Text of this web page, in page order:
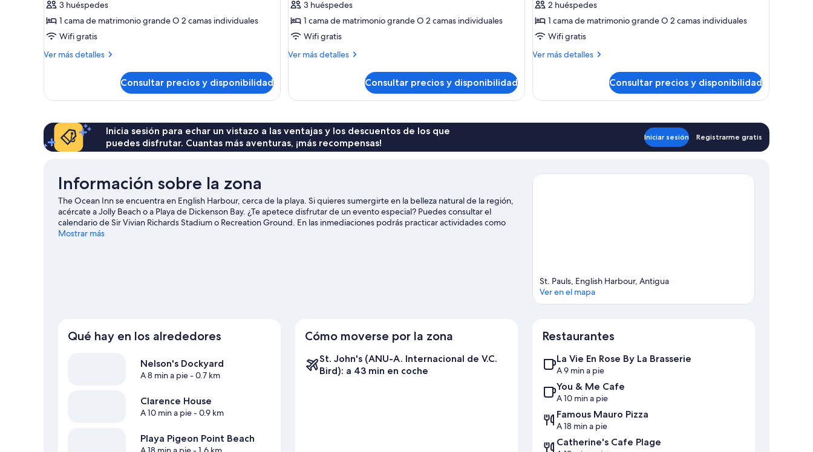
Habitación,
vistas
al
mar
3 huéspedes
1 cama de matrimonio grande O 2 camas individuales
Wifi gratis
Ver más detalles
Más
vistas
Consultar precios y disponibilidad
Casa
de
campo
3 huéspedes
1 cama de matrimonio grande O 2 camas individuales
Wifi gratis
Ver más detalles
Más
de
Consultar precios y disponibilidad
Habitación
básica,
baño
compartido
2 huéspedes
1 cama de matrimonio grande O 2 camas individuales
Wifi gratis
Ver más detalles
Más
básica,
Consultar precios y disponibilidad
Inicia sesión para echar un vistazo a las ventajas y los descuentos de los que
puedes disfrutar. Cuantas más aventuras, ¡más recompensas!
Iniciar sesión Registrarme gratis
Información sobre la zona
The Ocean Inn se encuentra en English Harbour, cerca de la playa. Si quieres sumergirte en la belleza natural de la región,
acércate a Jolly Beach o a Playa de Dickenson Bay. ¿Te apetece disfrutar de un evento especial? Puedes consultar el
calendario de Sir Vivian Richards Stadium o Recreation Ground. En las inmediaciones podrás practicar actividades como
submarinismo, esnórquel y excursiones en barco, así que disfrutarás como nunca en el agua.
Mostrar más
St. Pauls, English Harbour, Antigua
Ver en el mapa
Qué hay en los alrededores
Nelson's Dockyard
A 8 min a pie- 0.7 km
Clarence House
A 10 min a pie- 0.9 km
Playa Pigeon Point Beach
Cómo moverse por la zona
St. John's (ANU-A. Internacional de V.C.
Bird): a 43 min en coche
Restaurantes
La Vie En Rose By La Brasserie
A 9 min a pie
You & Me Cafe
A 10 min a pie
Famous Mauro Pizza
A 18 min a pie
Catherine's Cafe Plage